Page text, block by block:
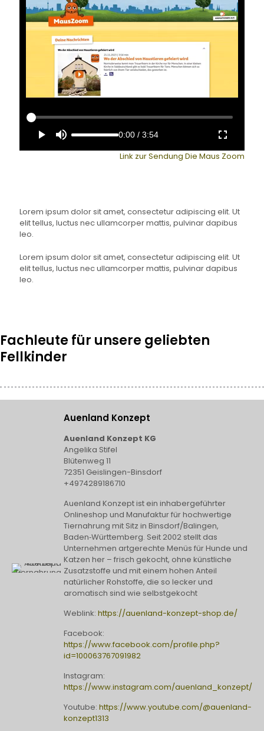
0:00 / 3:54
Link zur Sendung Die Maus Zoom
Lorem ipsum dolor sit amet, consectetur adipiscing elit. Ut
elit tellus, luctus nec ullamcorper mattis, pulvinar dapibus
leo.
Lorem ipsum dolor sit amet, consectetur adipiscing elit. Ut
elit tellus, luctus nec ullamcorper mattis, pulvinar dapibus
leo.
Fachleute für unsere geliebten
Fellkinder
Auenland Konzept
Auenland Konzept KG
Angelika Stifel
Blütenweg 11
72351 Geislingen-Binsdorf
+4974289186710
Auenland Konzept ist ein inhabergeführter
Onlineshop und Manufaktur für hochwertige
Tiernahrung mit Sitz in Binsdorf/Balingen,
Baden‑Württemberg. Seit 2002 stellt das
Unternehmen artgerechte Menüs für Hunde und
Katzen her – frisch gekocht, ohne künstliche
Zusatzstoffe und mit einem hohen Anteil
natürlicher Rohstoffe, die so lecker und
aromatisch sind wie selbstgekocht
Weblink: https://auenland-konzept-shop.de/
Facebook:
https://www.facebook.com/profile.php?
id=100063767091982
Instagram:
https://www.instagram.com/auenland_konzept/
Youtube: https://www.youtube.com/@auenland-
konzept1313